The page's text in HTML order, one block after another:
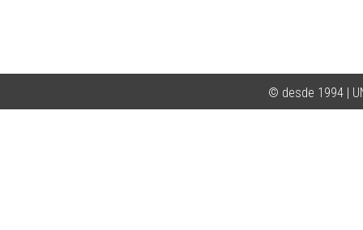
© desde 1994 |